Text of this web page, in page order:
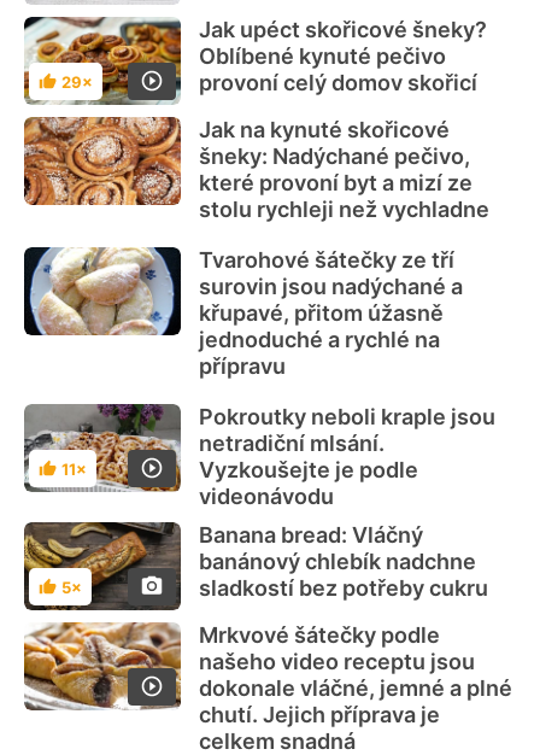
Hodnocení
29×
Jak upéct skořicové šneky?
Oblíbené kynuté pečivo
provoní celý domov skořicí
Jak na kynuté skořicové
šneky: Nadýchané pečivo,
které provoní byt a mizí ze
stolu rychleji než vychladne
Tvarohové šátečky ze tří
surovin jsou nadýchané a
křupavé, přitom úžasně
jednoduché a rychlé na
přípravu
Hodnocení
11×
Pokroutky neboli kraple jsou
netradiční mlsání.
Vyzkoušejte je podle
videonávodu
Hodnocení
5×
Banana bread: Vláčný
banánový chlebík nadchne
sladkostí bez potřeby cukru
Mrkvové šátečky podle
našeho video receptu jsou
dokonale vláčné, jemné a plné
chutí. Jejich příprava je
celkem snadná